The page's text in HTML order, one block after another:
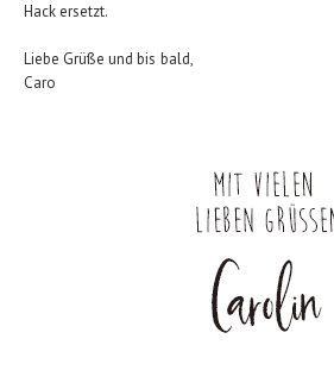
Hack ersetzt.
Liebe Grüße und bis bald,
Caro